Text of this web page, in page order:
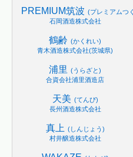
PREMIUM筑波 (プレミアムつ
石岡酒造株式会社
鶴齢 (かくれい)
青木酒造株式会社(茨城県)
浦里 (うらざと)
合資会社浦里酒造店
天美 (てんび)
長州酒造株式会社
真上 (しんじょう)
村井醸造株式会社